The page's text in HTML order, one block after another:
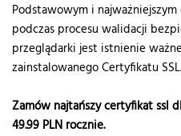
Podstawowym i
podczas procesu walidacji
przeglądarki jest istnienie
zainstalowanego Certyfikatu SSL.
Zamów najtańszy certyfikat ssl
49.99 PLN rocznie.